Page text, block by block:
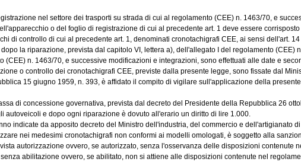
nel settore dei trasporti su strada di cui al regolamento (CEE) n. 1463/70, e
o del foglio di registrazione di cui al precedente art. 1 deve essere corrisposto
controllo di cui al precedente art. 1, denominati cronotachigrafi CEE, ai sensi dell'art. 14
la riparazione, prevista dal capitolo VI, lettera a), dell'allegato I del regolamento (CEE)
n. 1463/70, e successive modificazioni e integrazioni, sono effettuati alle date e
o controllo dei cronotachigrafi CEE, previste dalla presente legge, sono fissate dal
15 giugno 1959, n. 393, è affidato il compito di vigilare sull'applicazione della presente
di concessione governativa, prevista dal decreto del Presidente della Repubblica 26
e dopo ogni riparazione è dovuto all'erario un diritto di lire 1.000.
indicate da apposito decreto del Ministro dell'industria, del commercio e dell'artigianato di
nei medesimi cronotachigrafi non conformi ai modelli omologati, è soggetto alla
autorizzazione ovvero, se autorizzato, senza l'osservanza delle disposizioni contenute
abilitazione ovvero, se abilitato, non si attiene alle disposizioni contenute nel